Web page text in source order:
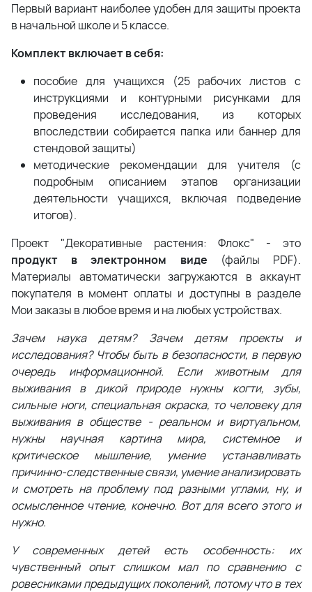
Первый вариант наиболее удобен для защиты проекта
в начальной школе и 5 классе.
Комплект включает в себя:
пособие для учащихся (25 рабочих листов с
инструкциями и контурными рисунками для
проведения исследования, из которых
впоследствии собирается папка или баннер для
стендовой защиты)
методические рекомендации для учителя (с
подробным описанием этапов организации
деятельности учащихся, включая подведение
итогов).
Проект "Декоративные растения: Флокс" - это
продукт в электронном виде (файлы PDF).
Материалы автоматически загружаются в аккаунт
покупателя в момент оплаты и доступны в разделе
Мои заказы в любое время и на любых устройствах.
Зачем наука детям? Зачем детям проекты и
исследования? Чтобы быть в безопасности, в первую
очередь информационной. Если животным для
выживания в дикой природе нужны когти, зубы,
сильные ноги, специальная окраска, то человеку для
выживания в обществе - реальном и виртуальном,
нужны научная картина мира, системное и
критическое мышление, умение устанавливать
причинно-следственные связи, умение анализировать
и смотреть на проблему под разными углами, ну, и
осмысленное чтение, конечно. Вот для всего этого и
нужно.
У современных детей есть особенность: их
чувственный опыт слишком мал по сравнению с
ровесниками предыдущих поколений, потому что в тех